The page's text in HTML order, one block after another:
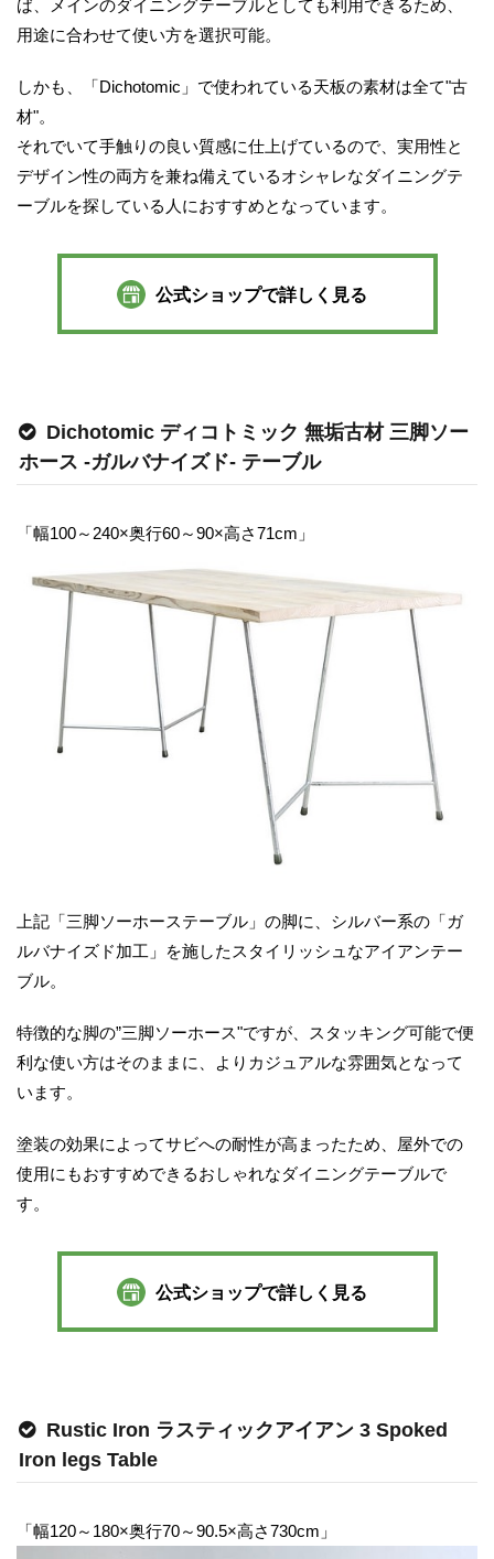
ば、メインのダイニングテーブルとしても利用できるため、
用途に合わせて使い方を選択可能。
しかも、「Dichotomic」で使われている天板の素材は全て"古
材"。
それでいて手触りの良い質感に仕上げているので、実用性と
デザイン性の両方を兼ね備えているオシャレなダイニングテ
ーブルを探している人におすすめとなっています。
公式ショップで詳しく見る
Dichotomic ディコトミック 無垢古材 三脚ソー
ホース -ガルバナイズド- テーブル
「幅100～240×奥行60～90×高さ71cm」
上記「三脚ソーホーステーブル」の脚に、シルバー系の「ガ
ルバナイズド加工」を施したスタイリッシュなアイアンテー
ブル。
特徴的な脚の”三脚ソーホース"ですが、スタッキング可能で便
利な使い方はそのままに、よりカジュアルな雰囲気となって
います。
塗装の効果によってサビへの耐性が高まったため、屋外での
使用にもおすすめできるおしゃれなダイニングテーブルで
す。
公式ショップで詳しく見る
Rustic Iron ラスティックアイアン 3 Spoked
Iron legs Table
「幅120～180×奥行70～90.5×高さ730cm」